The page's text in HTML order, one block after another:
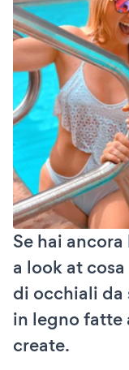
Se hai
a look at
di occhiali da
in legno fatte
create.